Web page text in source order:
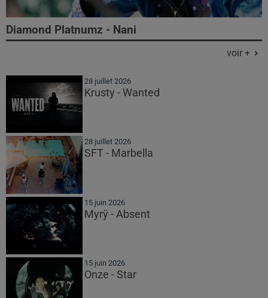
Diamond Platnumz - Nani
voir +
28 juillet 2026
Krusty - Wanted
28 juillet 2026
SFT - Marbella
15 juin 2026
Myrÿ - Absent
15 juin 2026
Onze - Star